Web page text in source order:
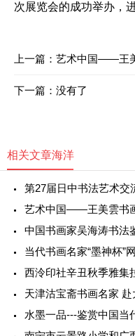
次展览会的成功举办，
上一篇： 艺术中国——王
下一篇：没有了
相关文章海洋
第27届日中书法艺术交
艺术中国——王美雲书
中国书画家吴海涛书法
当代书画名家“墨神杯”
西泠印社辛丑秋季雅集
天津沽宝斋书画名家
水墨一品---鉴赏中国当